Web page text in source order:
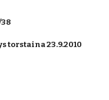
torstaina 23.9.2010